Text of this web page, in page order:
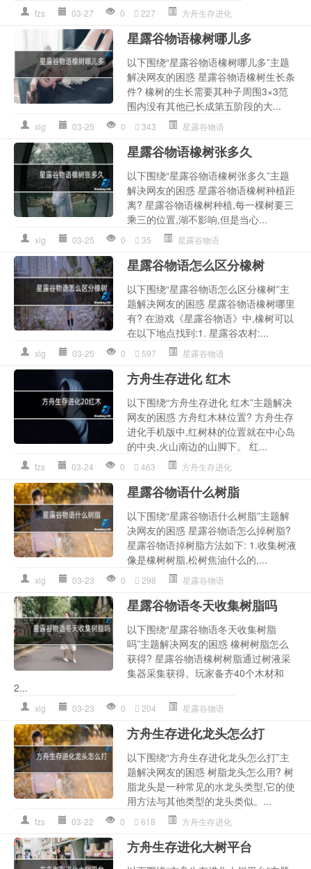
fzs 03-27 0 227 方舟生存进化
星露谷物语橡树哪儿多
以下围绕“星露谷物语橡树哪儿多”主题
解决网友的困惑 星露谷物语橡树生长条
件? 橡树的生长需要其种子周围3×3范
围内没有其他已长成第五阶段的大...
xlg 03-25 0 343 星露谷物语
星露谷物语橡树张多久
以下围绕“星露谷物语橡树张多久”主题
解决网友的困惑 星露谷物语橡树种植距
离? 星露谷物语橡树种植,每一棵树要三
乘三的位置,湖不影响,但是当心...
xlg 03-25 0 35 星露谷物语
星露谷物语怎么区分橡树
以下围绕“星露谷物语怎么区分橡树”主
题解决网友的困惑 星露谷物语橡树哪里
有? 在游戏《星露谷物语》中,橡树可以
在以下地点找到:1. 星露谷农村:...
xlg 03-25 0 597 星露谷物语
方舟生存进化 红木
以下围绕“方舟生存进化 红木”主题解决
网友的困惑 方舟红木林位置? 方舟生存
进化手机版中,红树林的位置就在中心岛
的中央,火山南边的山脚下。 红...
fzs 03-24 0 463 方舟生存进化
星露谷物语什么树脂
以下围绕“星露谷物语什么树脂”主题解
决网友的困惑 星露谷物语怎么掉树脂?
星露谷物语掉树脂方法如下: 1.收集树液
像是橡树树脂,松树焦油什么的,...
xlg 03-23 0 298 星露谷物语
星露谷物语冬天收集树脂吗
以下围绕“星露谷物语冬天收集树脂
吗”主题解决网友的困惑 橡树树脂怎么
获得? 星露谷物语橡树树脂通过树液采
集器采集获得。玩家备齐40个木材和
2...
xlg 03-23 0 204 星露谷物语
方舟生存进化龙头怎么打
以下围绕“方舟生存进化龙头怎么打”主
题解决网友的困惑 树脂龙头怎么用? 树
脂龙头是一种常见的水龙头类型,它的使
用方法与其他类型的龙头类似。...
fzs 03-22 0 618 方舟生存进化
方舟生存进化大树平台